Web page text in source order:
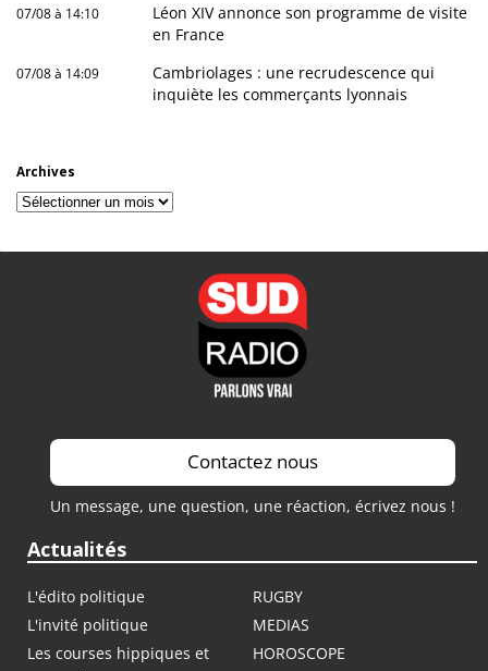
07/08 à 14:10
Léon XIV annonce son programme de visite
en France
07/08 à 14:09
Cambriolages : une recrudescence qui
inquiète les commerçants lyonnais
Archives
Archives
Contactez nous
Un message, une question, une réaction, écrivez nous !
Actualités
L'édito politique
RUGBY
L'invité politique
MEDIAS
Les courses hippiques et
HOROSCOPE